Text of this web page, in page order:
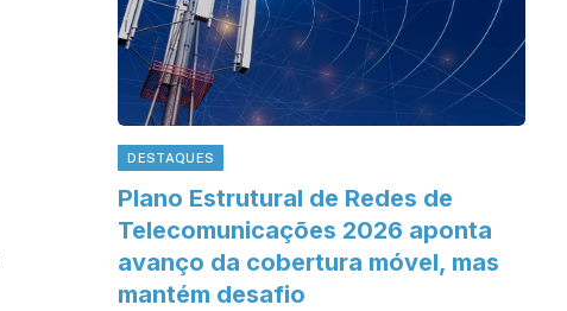
DESTAQUES
Plano Estrutural de Redes de
Telecomunicações 2026 aponta
avanço da cobertura móvel, mas
mantém desafio